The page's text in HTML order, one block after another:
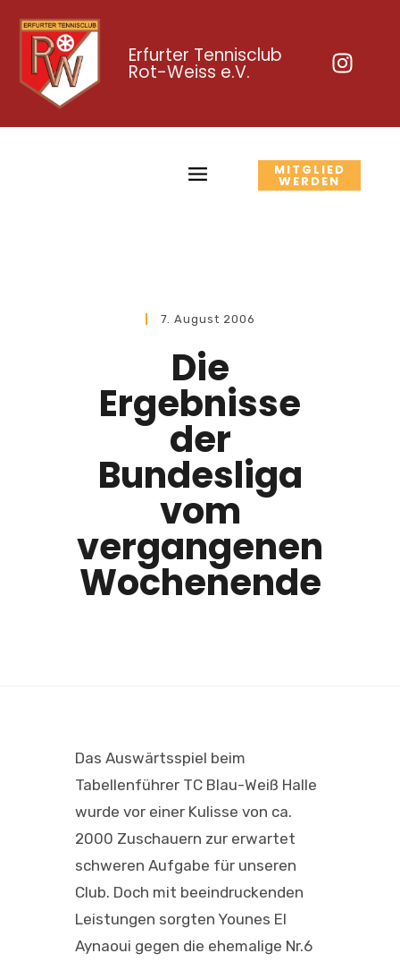
Erfurter Tennisclub
Rot-Weiss e.V.
MITGLIED
WERDEN
7. August 2006
Die
Ergebnisse
der
Bundesliga
vom
vergangenen
Wochenende
Das Auswärtsspiel beim
Tabellenführer TC Blau-Weiß Halle
wurde vor einer Kulisse von ca.
2000 Zuschauern zur erwartet
schweren Aufgabe für unseren
Club. Doch mit beeindruckenden
Leistungen sorgten Younes El
Aynaoui gegen die ehemalige Nr.6